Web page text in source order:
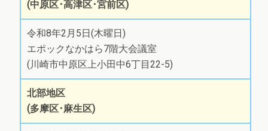
(中原区･高津区･宮前区)
令和8年2月5日(木曜日)
エポックなかはら7階大会議室
(川崎市中原区上小田中6丁目22-5)
北部地区
(多摩区･麻生区)